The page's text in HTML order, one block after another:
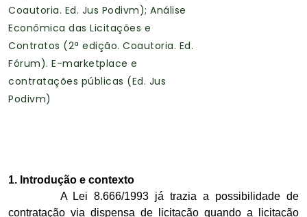
Coautoria. Ed. Jus Podivm); Análise
Econômica das Licitações e
Contratos (2ª edição. Coautoria. Ed.
Fórum). E-marketplace e
contratações públicas (Ed. Jus
Podivm)